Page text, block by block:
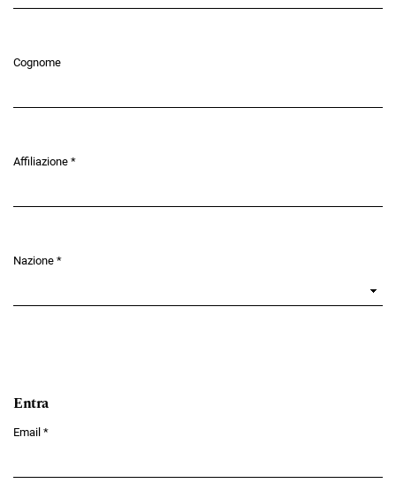
Cognome
Affiliazione *
Nazione *
Entra
Email *